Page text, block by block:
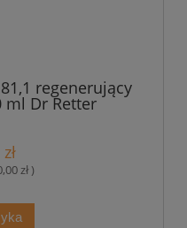
regenerujący
ml Dr Retter
zł )